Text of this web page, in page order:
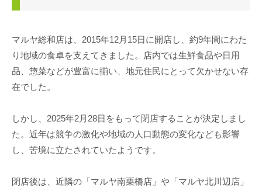
マルヤ総和店は、2015年12月15日に開店し、約9年間にわた
り地域の食卓を支えてきました。店内では生鮮食品や日用
品、惣菜などが豊富に揃い、地元住民にとって欠かせない存
在でした。
しかし、2025年2月28日をもって閉店することが決定しまし
た。近年は競争の激化や地域の人口動態の変化なども影響
し、苦境に立たされていたようです。
閉店後は、近隣の「マルヤ南栗橋店」や「マルヤ北川辺店」